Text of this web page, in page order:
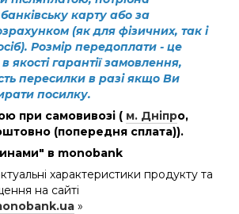
карту або за
(як для фізичних, так і
Розмір передоплати - це
якості гарантії замовлення,
пересилки в разі якщо Ви
посилку.
при самовивозі ( м. Дніпро,
(попередня сплата)).
в monobank
характеристики продукту та
на сайті
»